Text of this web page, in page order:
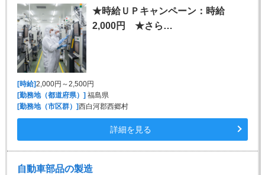
★時給ＵＰキャンペーン：時給
2,000円 ★さら…
[時給]2,000円～2,500円
[勤務地（都道府県）] 福島県
[勤務地（市区群）]西白河郡西郷村
詳細を見る
自動車部品の製造